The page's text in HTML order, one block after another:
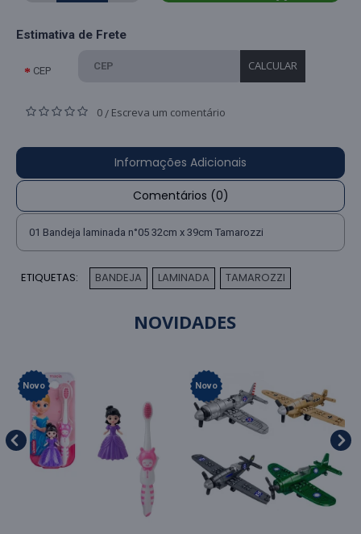
Estimativa de Frete
CEP CALCULAR
0 / Escreva um comentário
Informações Adicionais
Comentários (0)
01 Bandeja laminada n°05 32cm x 39cm Tamarozzi
ETIQUETAS: BANDEJA LAMINADA TAMAROZZI
NOVIDADES
Novo Novo